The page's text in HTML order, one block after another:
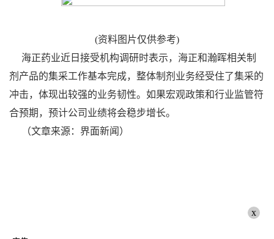
(资料图片仅供参考)
海正药业近日接受机构调研时表示，海正和瀚晖相关制
剂产品的集采工作基本完成，整体制剂业务经受住了集采的
冲击，体现出较强的业务韧性。如果宏观政策和行业监管符
合预期，预计公司业绩将会稳步增长。
（文章来源：界面新闻）
x